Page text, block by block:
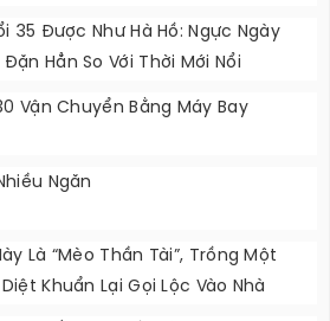
35 Được Như Hà Hồ: Ngực Ngày
Hẳn So Với Thời Mới Nổi
Vận Chuyển Bằng Máy Bay
Ngăn
Là “mèo Thần Tài”, Trồng Một
Khuẩn Lại Gọi Lộc Vào Nhà